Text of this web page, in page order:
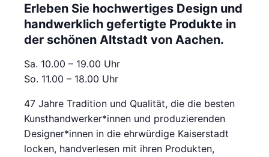
Erleben Sie hochwertiges Design und
handwerklich gefertigte Produkte in
der schönen Altstadt von Aachen.
Sa. 10.00 – 19.00 Uhr
So. 11.00 – 18.00 Uhr
47 Jahre Tradition und Qualität, die die besten
Kunsthandwerker*innen und produzierenden
Designer*innen in die ehrwürdige Kaiserstadt
locken, handverlesen mit ihren Produkten,